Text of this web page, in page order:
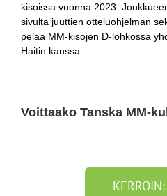
kisoissa vuonna 2023.
sivulta juuttien otteluohjelman
pelaa MM-kisojen D-lohkossa
Haitin kanssa.
Voittaako Tanska MM-